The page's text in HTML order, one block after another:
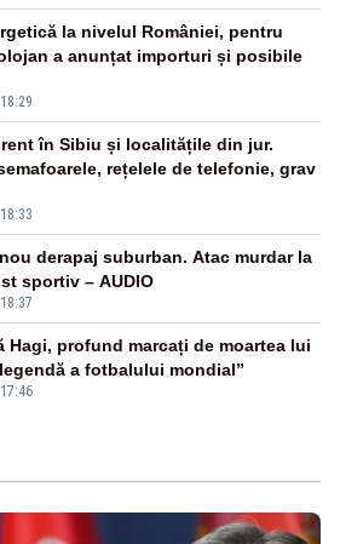
la nivelul României, pentru
a anunțat importuri și posibile
în Sibiu și localitățile din jur.
rețelele de telefonie, grav
derapaj suburban. Atac murdar la
sportiv – AUDIO
Hagi, profund marcați de moartea lui
a fotbalului mondial”